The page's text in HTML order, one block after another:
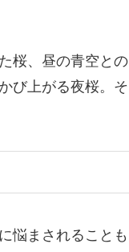
桜、昼の青空との
び上がる夜桜。そ
悩まされることも